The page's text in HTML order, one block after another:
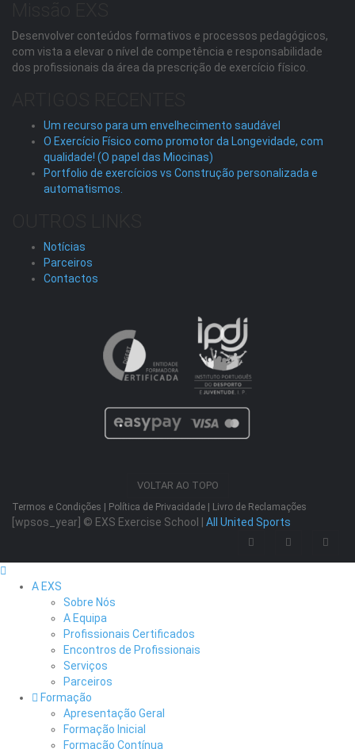
Desenvolver conteúdos formativos e processos pedagógicos,
com vista a elevar o nível de competência e responsabilidade
dos profissionais da área da prescrição de exercício físico.
Um recurso para um envelhecimento saudável
O Exercício Físico como promotor da Longevidade, com
qualidade! (O papel das Miocinas)
Portfolio de exercícios vs Construção personalizada e
automatismos.
Notícias
Parceiros
Contactos
VOLTAR AO TOPO
Termos e Condições Política de Privacidade Livro de Reclamações
[wpsos_year] © EXS Exercise School | All United Sports
A EXS
Sobre Nós
A Equipa
Profissionais Certificados
Encontros de Profissionais
Serviços
Parceiros
Formação
Apresentação Geral
Formação Inicial
Formação Contínua